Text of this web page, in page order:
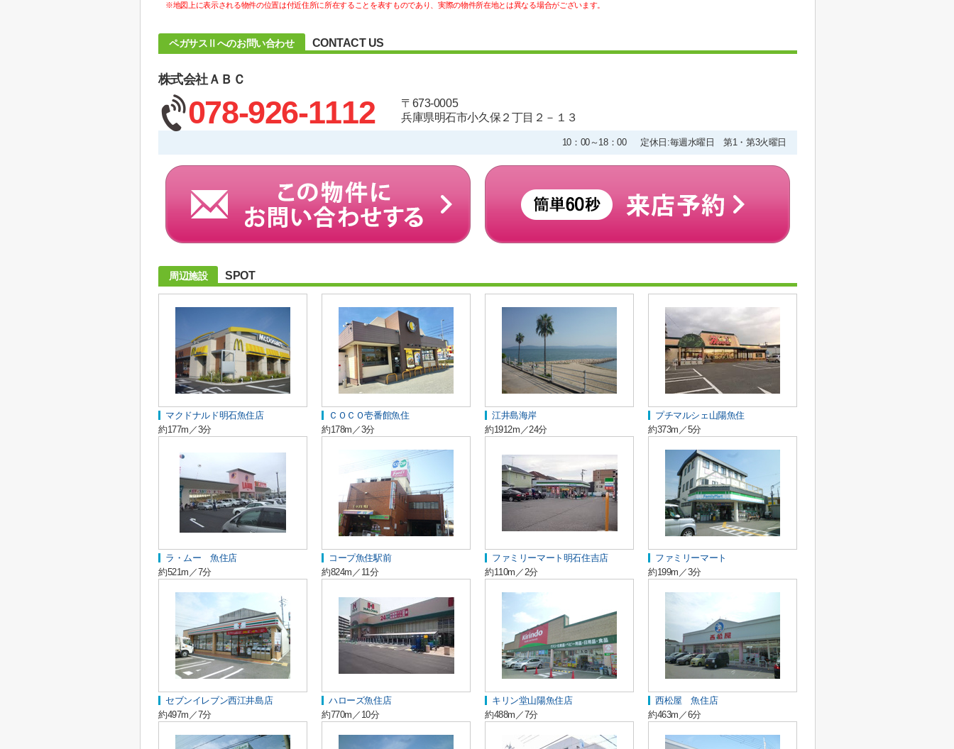
※地図上に表示される物件の位置は付近住所に所在することを表すものであり、実際の物件所在地とは異なる場合がございます。
ペガサスⅡへのお問い合わせ CONTACT US
株式会社ＡＢＣ
078-926-1112
〒673-0005
兵庫県明石市小久保２丁目２－１３
10：00～18：00 定休日:毎週水曜日 第1・第3火曜日
周辺施設 SPOT
マクドナルド明石魚住店
約177m／3分
ＣＯＣＯ壱番館魚住
約178m／3分
江井島海岸
約1912m／24分
プチマルシェ山陽魚住
約373m／5分
ラ・ムー 魚住店
約521m／7分
コープ魚住駅前
約824m／11分
ファミリーマート明石住吉店
約110m／2分
ファミリーマート
約199m／3分
セブンイレブン西江井島店
約497m／7分
ハローズ魚住店
約770m／10分
キリン堂山陽魚住店
約488m／7分
西松屋 魚住店
約463m／6分